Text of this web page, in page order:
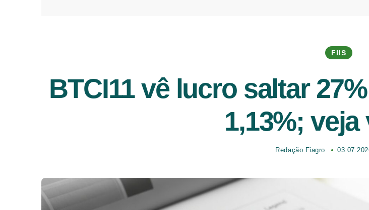
FIIS
BTCI11 vê lucro saltar
1,13%;
Redação Fiagro